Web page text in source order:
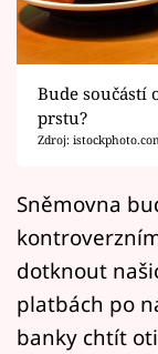
Filmový
Mámy sobě
Sledujte nás
Bude součástí
prstu?
Zdroj:
Sněmovna
dotknout
platbách po
banky chtít